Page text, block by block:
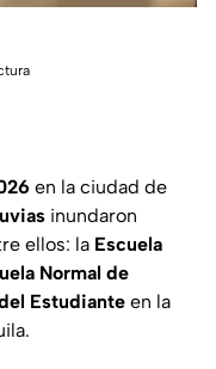
en la ciudad de
inundaron
ellos: la Escuela
Normal de
Estudiante en la